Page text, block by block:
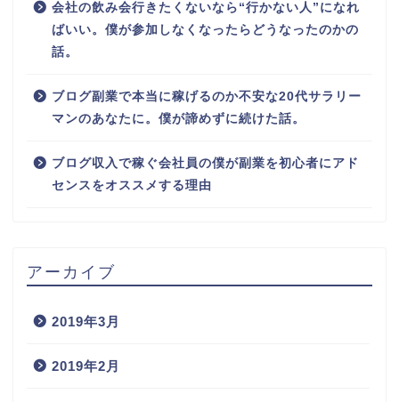
会社の飲み会行きたくないなら“行かない人”になれ
ばいい。僕が参加しなくなったらどうなったのかの
話。
ブログ副業で本当に稼げるのか不安な20代サラリー
マンのあなたに。僕が諦めずに続けた話。
ブログ収入で稼ぐ会社員の僕が副業を初心者にアド
センスをオススメする理由
アーカイブ
2019年3月
2019年2月